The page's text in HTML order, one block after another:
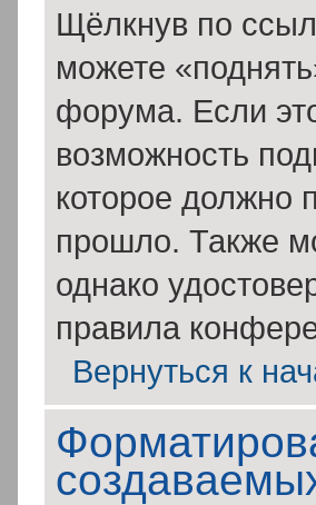
Щёлкнув по
можете
форума. Если
возможность
которое должно
прошло. Также
однако
правила
Вернуться к